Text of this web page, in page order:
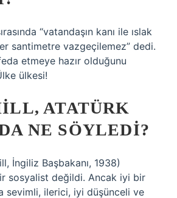
“vatandaşın kanı ile ıslak
santimetre vazgeçilemez” dedi.
etmeye hazır olduğunu
ülkesi!
ATATÜRK
NE SÖYLEDI?
İngiliz Başbakanı, 1938)
sosyalist değildi. Ancak iyi bir
sevimli, ilerici, iyi düşünceli ve